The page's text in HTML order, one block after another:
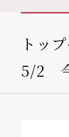
トッ
5/2